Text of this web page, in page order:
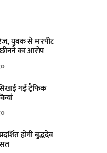
युवक से मारपीट
का आरोप
गईं ट्रैफिक
होगी बुद्धदेव